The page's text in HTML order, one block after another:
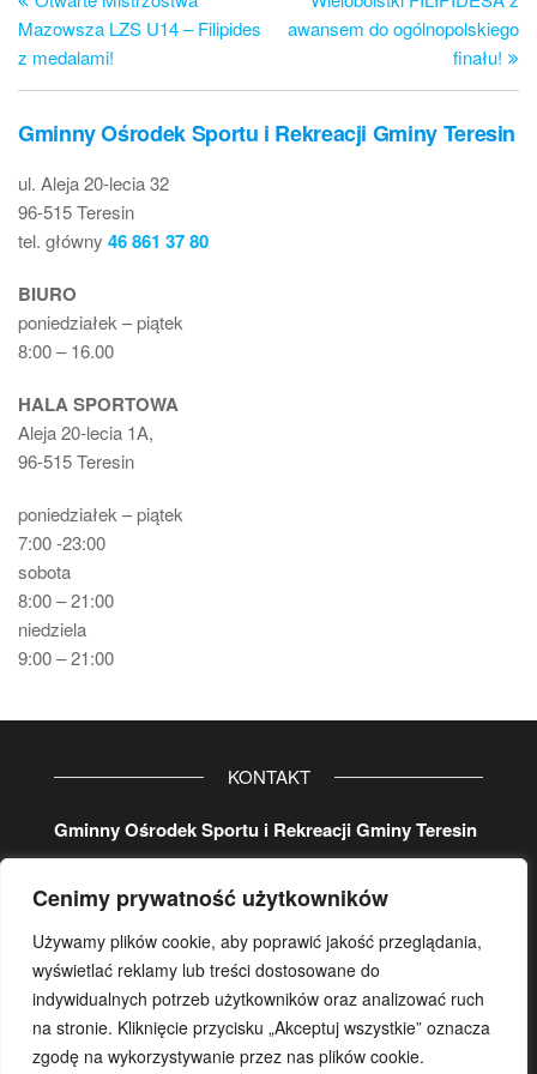
Cenimy prywatność użytkowników
Używamy plików cookie, aby poprawić jakość przeglądania,
wyświetlać reklamy lub treści dostosowane do
indywidualnych potrzeb użytkowników oraz analizować ruch
na stronie. Kliknięcie przycisku „Akceptuj wszystkie” oznacza
zgodę na wykorzystywanie przez nas plików cookie.
wpisu
Mazowsza LZS U14 – Filipides
z medalami!
awansem do ogólnopolskiego
finału!
Gminny Ośrodek Sportu i Rekreacji Gminy Teresin
ul. Aleja 20-lecia 32
96-515 Teresin
tel. główny 46 861 37 80
BIURO
poniedziałek – piątek
8:00 – 16.00
HALA SPORTOWA
Aleja 20-lecia 1A,
96-515 Teresin
poniedziałek – piątek
7:00 -23:00
sobota
8:00 – 21:00
niedziela
9:00 – 21:00
KONTAKT
Gminny Ośrodek Sportu i Rekreacji Gminy Teresin
96-515 Teresin
koordynator:
wew.107lub/i kom. 500 17 29 78
e-mail: gosir.teresin@wp.pl